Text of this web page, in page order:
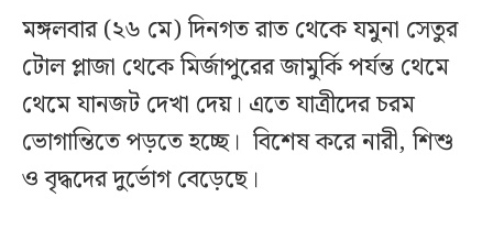
মঙ্গলবার (২৬ মে) দিনগত রাত থেকে যমুনা সেতুর
টোল প্লাজা থেকে মির্জাপুরের জামুর্কি পর্যন্ত থেমে
থেমে যানজট দেখা দেয়। এতে যাত্রীদের চরম
ভোগান্তিতে পড়তে হচ্ছে। বিশেষ করে নারী, শিশু
ও বৃদ্ধদের দুর্ভোগ বেড়েছে।